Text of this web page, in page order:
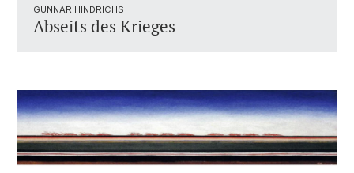
GUNNAR HINDRICHS
Abseits des Krieges